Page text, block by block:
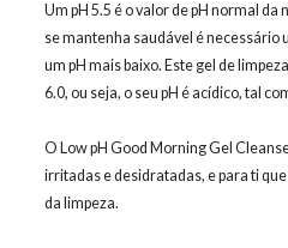
Um pH 5.5 é o valor de pH normal da
se mantenha saudável é necessário
um pH mais baixo. Este gel de
6.0, ou seja, o seu pH é acídico, tal
O Low pH Good Morning Gel
irritadas e desidratadas, e para ti
da limpeza.